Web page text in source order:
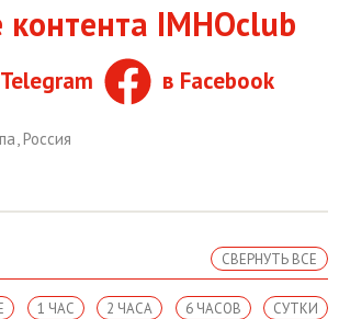
IMHOclub
в Facebook
Россия
СВЕРНУТЬ ВСЕ
СУТКИ
6 ЧАСОВ
2 ЧАСА
1 ЧАС